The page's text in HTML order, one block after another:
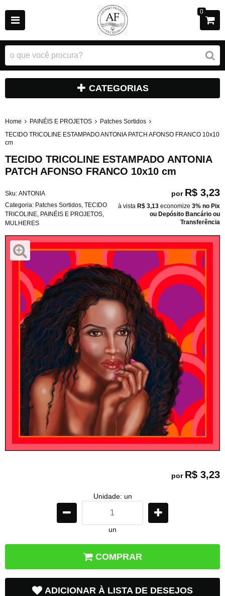
0
CATEGORIAS
Home PAINÉIS E PROJETOS
Patches Sortidos
TECIDO TRICOLINE ESTAMPADO ANTONIA PATCH AFONSO FRANCO 10x10
cm
TECIDO TRICOLINE ESTAMPADO ANTONIA
PATCH AFONSO FRANCO 10x10 cm
Sku: ANTONIA
Categoria: Patches Sortidos TECIDO
TRICOLINE PAINÉIS E PROJETOS
MULHERES
por R$ 3,23
à vista R$ 3,13 economize 3% no Pix
ou Depósito Bancário ou
Transferência
por R$ 3,23
Unidade: un
un
COMPRAR
ADICIONAR À LISTA DE DESEJOS